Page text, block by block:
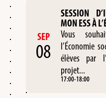
SEP
08
SESSION
MON ESS À
Vous
l’Économie
élèves par
projet...
17:00-18:00